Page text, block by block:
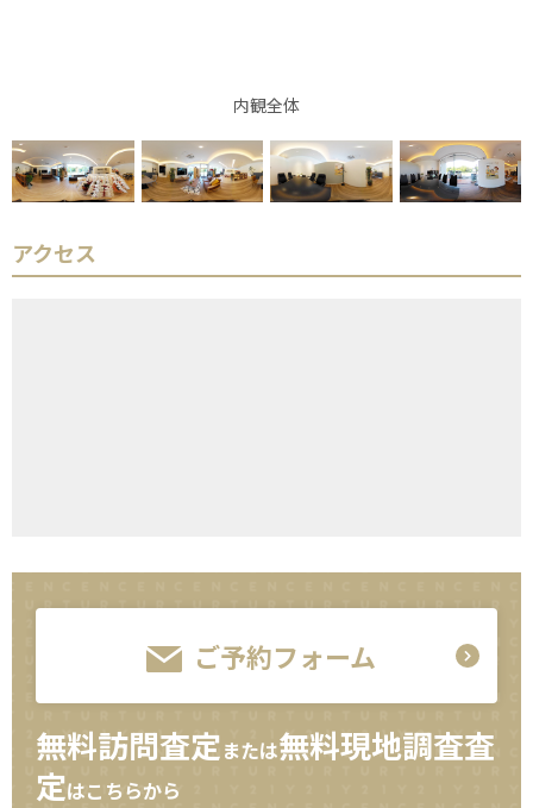
内観全体
アクセス
ご予約フォーム
無料訪問査定または無料現地調査査
定はこちらから